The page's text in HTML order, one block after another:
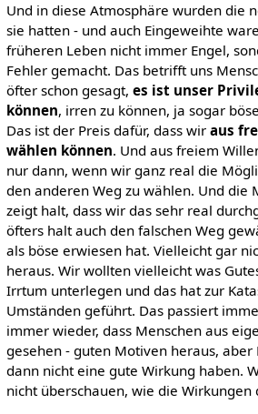
Und in diese Atmosphäre wurden die
sie hatten - und auch Eingeweihte
früheren Leben nicht immer Engel,
Fehler gemacht. Das betrifft uns
öfter schon gesagt, es ist unser
können, irren zu können, ja sogar
Das ist der Preis dafür, dass wir aus
wählen können. Und aus freiem
nur dann, wenn wir ganz real die
den anderen Weg zu wählen. Und die
zeigt halt, dass wir das sehr real
öfters halt auch den falschen Weg
als böse erwiesen hat. Vielleicht gar
heraus. Wir wollten vielleicht was
Irrtum unterlegen und das hat zur
Umständen geführt. Das passiert
immer wieder, dass Menschen aus
gesehen - guten Motiven heraus, aber
dann nicht eine gute Wirkung haben.
nicht überschauen, wie die Wirkungen